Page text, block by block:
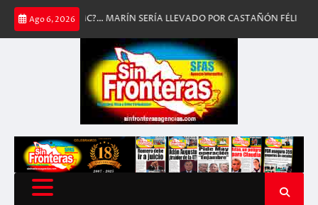
Saltar
contenido
Ago 6, 2026
MC?… MARÍN SERÍA LLEVADO POR CASTAÑÓN FÉLIX ¡FABIOLA